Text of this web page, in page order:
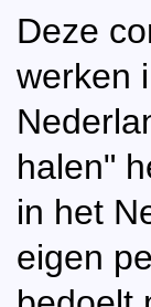
Deze
werken
halen"
in het
eigen